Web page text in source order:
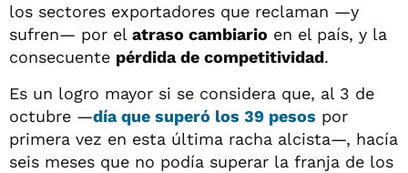
los sectores exportadores que reclaman —y
sufren— por el atraso cambiario en el país, y la
consecuente pérdida de competitividad.
Es un logro mayor si se considera que, al 3 de
octubre —día que superó los 39 pesos por
primera vez en esta última racha alcista—, hacía
seis meses que no podía superar la franja de los